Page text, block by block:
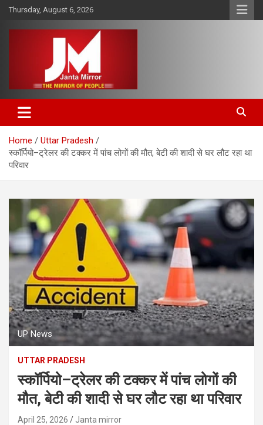
Skip
content
Thursday, August 6, 2026
Janta Mirror
Home
Uttar Pradesh
स्कॉर्पियो–ट्रेलर की टक्कर में पांच लोगों की मौत, बेटी की शादी से घर लौट रहा था
परिवार
UP News
UTTAR PRADESH
स्कॉर्पियो–ट्रेलर की टक्कर में पांच लोगों की
मौत, बेटी की शादी से घर लौट रहा था परिवार
April 25, 2026 Janta mirror